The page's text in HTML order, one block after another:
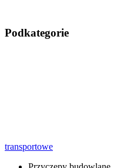
Podkategorie
transportowe